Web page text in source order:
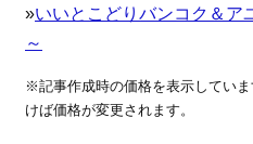
»いいとこどりバンコク＆ア
～
※記事作成時の価格を表示してい
けば価格が変更されます。